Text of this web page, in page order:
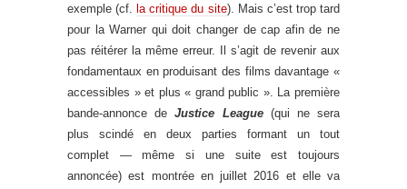
exemple (cf.la critique du site). Mais c’est trop tard
pour la Warner qui doit changer de cap afin de ne
pas réitérer la même erreur. Il s’agit de revenir aux
fondamentaux en produisant des films davantage «
accessibles » et plus « grand public ». La première
bande-annonce deJustice League(qui ne sera
plus scindé en deux parties formant un tout
complet — même si une suite est toujours
annoncée) est montrée en juillet 2016 et elle va